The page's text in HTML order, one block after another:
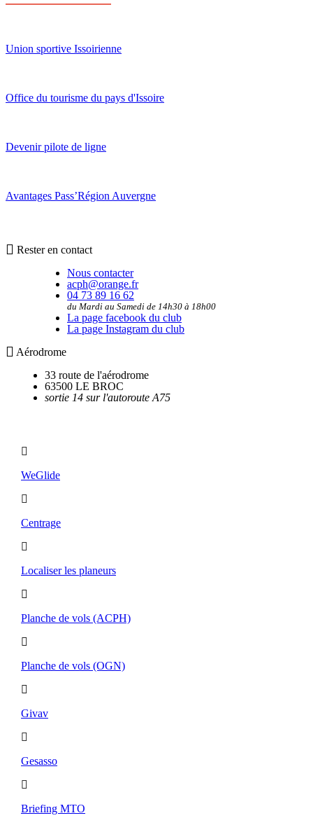
Union sportive Issoirienne
Office du tourisme du pays d'Issoire
Devenir pilote de ligne
Avantages Pass’Région Auvergne
Rester en contact
Nous contacter
acph@orange.fr
04 73 89 16 62
du Mardi au Samedi de 14h30 à 18h00
La page facebook du club
La page Instagram du club
Aérodrome
33 route de l'aérodrome
63500 LE BROC
sortie 14 sur l'autoroute A75
WeGlide
Centrage
Localiser les planeurs
Planche de vols (ACPH)
Planche de vols (OGN)
Givav
Gesasso
Briefing MTO